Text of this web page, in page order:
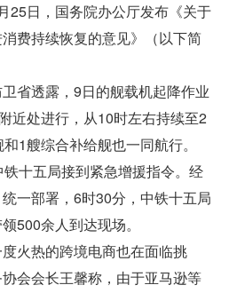
25日，国务院办公厅发布《关于
费持续恢复的意见》（以下简
透露，9日的舰载机起降作业
近处进行，从10时左右持续至2
1艘综合补给舰也一同航行。
十五局接到紧急增援指令。经
一部署，6时30分，中铁十五局
500余人到达现场。
热的跨境电商也在面临挑
会会长王馨称，由于亚马逊等